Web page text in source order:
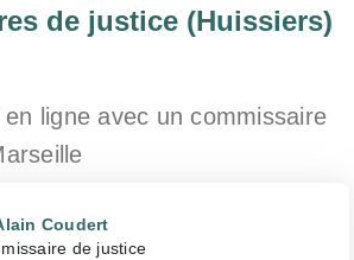
de justice (Huissiers)
ligne avec un commissaire
Coudert
de justice